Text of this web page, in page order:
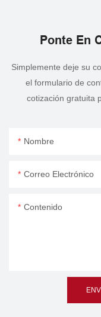
Ponte En
Simplemente deje su
el formulario de
cotización gratuita
Nombre
Correo Electrónico
Contenido